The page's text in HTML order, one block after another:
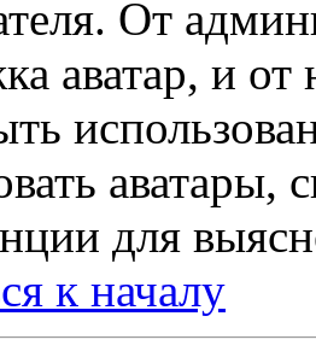
От
аватар, и от
аватары,
для
к началу